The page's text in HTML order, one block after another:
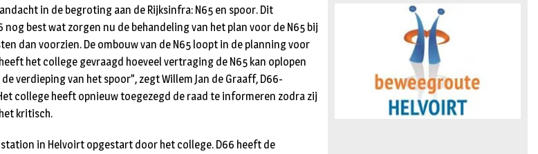
in de begroting aan de Rijksinfra: N65 en spoor. Dit
best wat zorgen nu de behandeling van het plan voor de N65 bij
dan voorzien. De ombouw van de N65 loopt in de planning voor
het college gevraagd hoeveel vertraging de N65 kan oplopen
verdieping van het spoor”, zegt Willem Jan de Graaff, D66-
college heeft opnieuw toegezegd de raad te informeren zodra zij
kritisch.
in Helvoirt opgestart door het college. D66 heeft de